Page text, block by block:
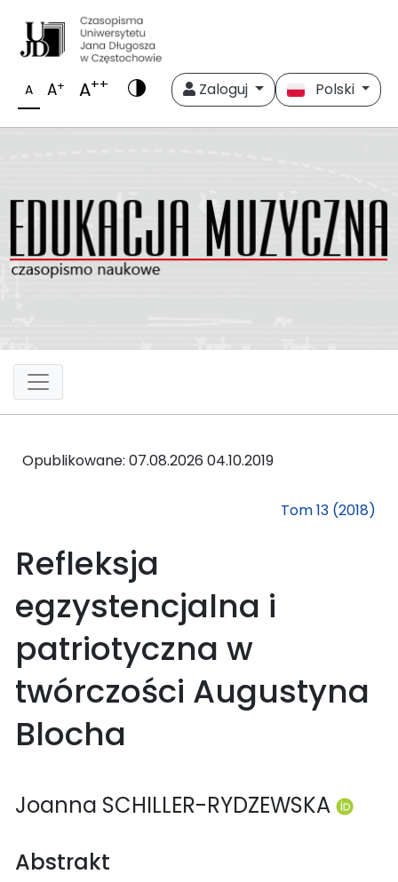
A A+ A++ Zaloguj Polski
Opublikowane: 07.08.2026 04.10.2019
Tom 13 (2018)
Refleksja
egzystencjalna i
patriotyczna w
twórczości Augustyna
Blocha
Joanna SCHILLER-RYDZEWSKA
Abstrakt